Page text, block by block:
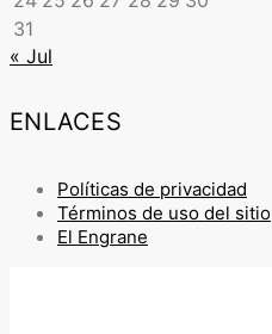
31
« Jul
ENLACES
Políticas de privacidad
Términos de uso del sitio
El Engrane